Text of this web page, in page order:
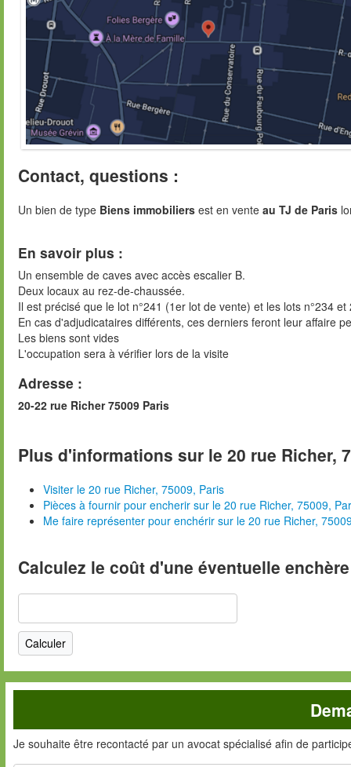
Contact, questions :
Un bien de type Biens immobiliers est en vente au TJ de Paris
En savoir plus :
Un ensemble de caves avec accès escalier B.
Deux locaux au rez-de-chaussée.
Il est précisé que le lot n°241 (1er lot de vente) et les lots n°234
En cas d'adjudicataires différents, ces derniers feront leur affaire
Les biens sont vides
L'occupation sera à vérifier lors de la visite
Adresse :
20-22 rue Richer 75009 Paris
Plus d'informations sur le 20 rue Richer,
Visiter le 20 rue Richer, 75009, Paris
Pièces à fournir pour encherir sur le 20 rue Richer, 75009,
Me faire représenter pour enchérir sur le 20 rue Richer,
Calculez le coût d'une éventuelle
Je souhaite être recontacté par un avocat spécialisé afin de